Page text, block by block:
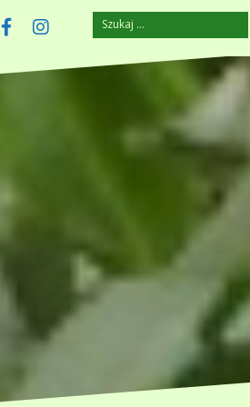
Instagram
szczuplejemy.pl
Szukaj: